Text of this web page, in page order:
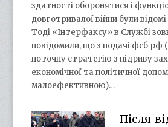
здатності оборонятися і
довготривалої війни були
Тоді «Інтерфаксу» в Службі
повідомили, що з подачі фсб рф
поточну стратегію з підриву
економічної та політичної
малоефективною)…
Після